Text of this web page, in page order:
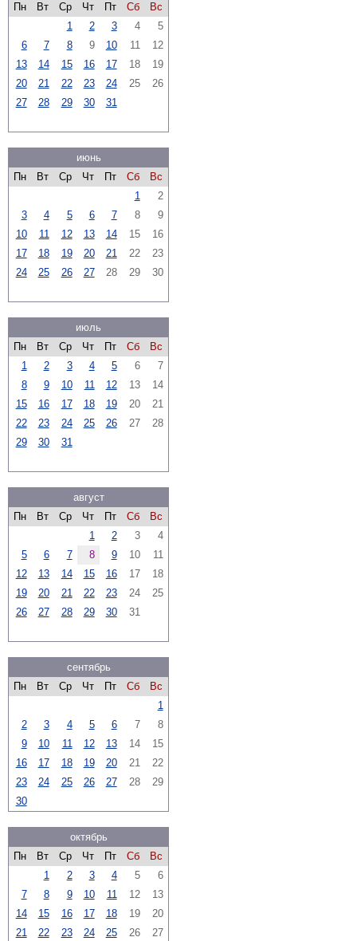
Пн
Вт Ср Чт Пт Сб
Вс
1
2 3 4
5
6
7 8 9 10 11
12
13
14 15 16 17 18
19
20
21 22 23 24 25
26
27
28 29 30 31
июнь
Пн
Вт Ср Чт Пт Сб
Вс
1
2
3
4 5 6 7 8
9
10
11 12 13 14 15
16
17
18 19 20 21 22
23
24
25 26 27 28 29 30
июль
Пн
Вт Ср Чт Пт Сб
Вс
1
2 3 4 5 6
7
8
9 10 11 12 13
14
15
16 17 18 19 20
21
22
23 24 25 26 27
28
29
30 31
август
Пн
Вт Ср Чт Пт Сб
Вс
1
2 3
4
5
6 7 8 9 10
11
12
13 14 15 16 17
18
19
20 21 22 23 24
25
26
27 28 29 30 31
сентябрь
Пн
Вт Ср Чт Пт Сб
Вс
1
2
3 4 5 6 7
8
9
10 11 12 13 14
15
16
17 18 19 20 21
22
23
24 25 26 27 28
29
30
октябрь
Пн
Вт Ср Чт Пт Сб
Вс
1
2 3 4 5
6
7
8 9 10 11 12
13
14
15 16 17 18 19
20
21
22 23 24 25 26
27